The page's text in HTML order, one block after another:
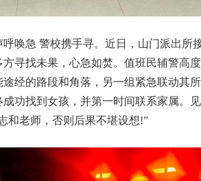
呼唤急 警校携手寻。近日，山门派出所
寻找未果，心急如焚。值班民辅警高
经的路段和角落，另一组紧急联动其
功找到女孩，并第一时间联系家属。
和老师，否则后果不堪设想!”